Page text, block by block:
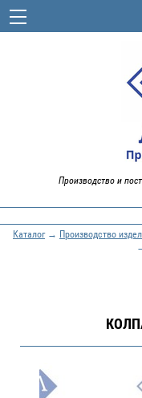
Производство и
Каталог→ Производство